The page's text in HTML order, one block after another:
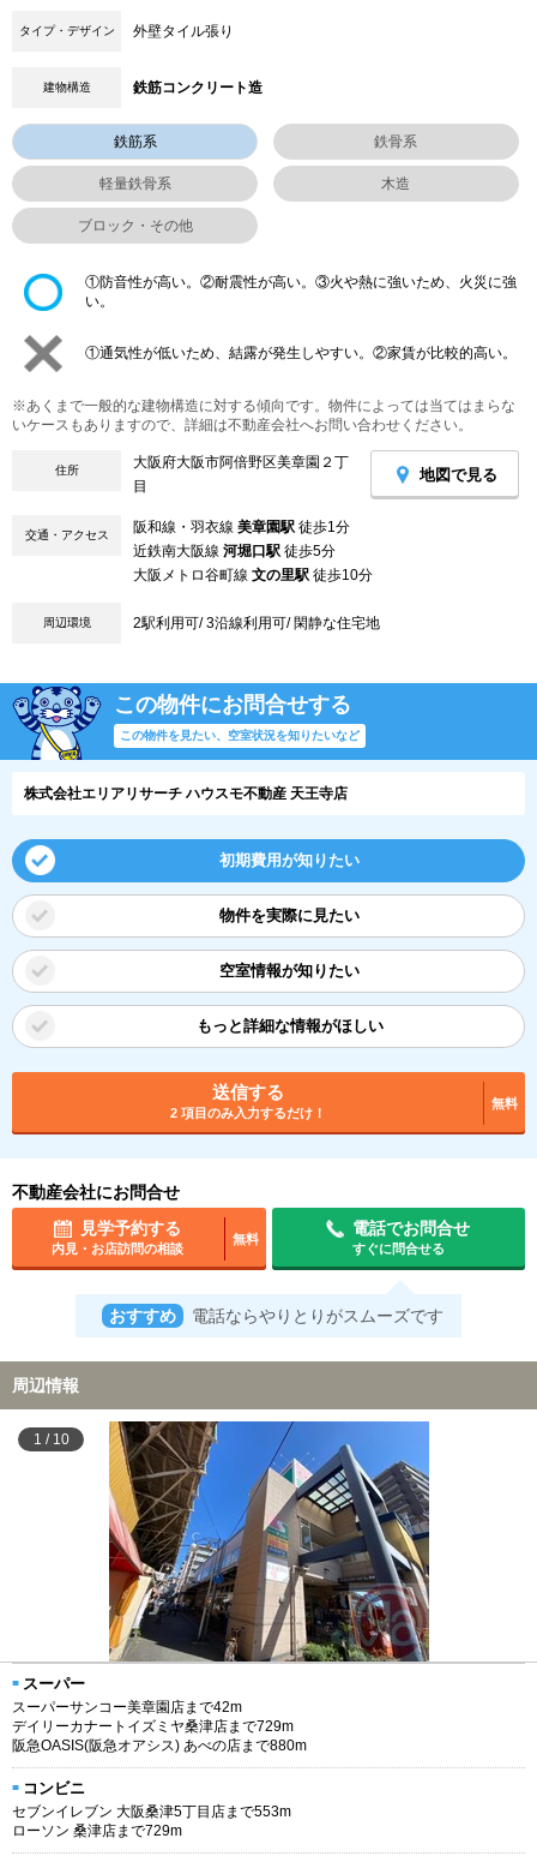
タイプ・デザイン 外壁タイル張り
建物構造 鉄筋コンクリート造
鉄筋系 鉄骨系
軽量鉄骨系 木造
ブロック・その他
①防音性が高い。②耐震性が高い。③火や熱に強いため、火災に強
い。
①通気性が低いため、結露が発生しやすい。②家賃が比較的高い。
※あくまで一般的な建物構造に対する傾向です。物件によっては当てはまらな
いケースもありますので、詳細は不動産会社へお問い合わせください。
住所
大阪府大阪市阿倍野区美章園２丁
目
地図で見る
交通・アクセス 阪和線・羽衣線 美章園駅 徒歩1分
近鉄南大阪線 河堀口駅 徒歩5分
大阪メトロ谷町線 文の里駅 徒歩10分
周辺環境 2駅利用可/ 3沿線利用可/ 閑静な住宅地
この物件にお問合せする
この物件を見たい、空室状況を知りたいなど
株式会社エリアリサーチ ハウスモ不動産 天王寺店
初期費用が知りたい
物件を実際に見たい
空室情報が知りたい
もっと詳細な情報がほしい
送信する
2 項目のみ入力するだけ！
無料
不動産会社にお問合せ
見学予約する
内見・お店訪問の相談
無料
電話でお問合せ
すぐに問合せる
おすすめ 電話ならやりとりがスムーズです
周辺情報
1 / 10
スーパー
スーパーサンコー美章園店まで42m
デイリーカナートイズミヤ桑津店まで729m
阪急OASIS(阪急オアシス) あべの店まで880m
コンビニ
セブンイレブン 大阪桑津5丁目店まで553m
ローソン 桑津店まで729m